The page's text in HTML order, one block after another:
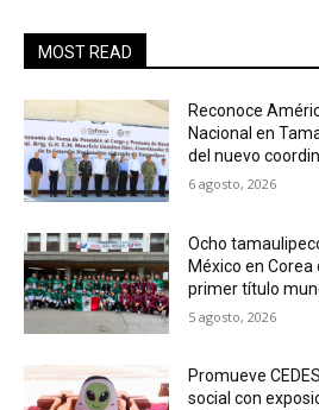
MOST READ
Reconoce
Nacional en
del nuevo
6 agosto, 2026
Ocho
México en Corea
primer título
5 agosto, 2026
Promueve
social con